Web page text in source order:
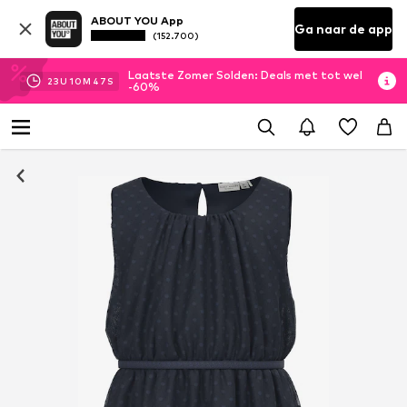
ABOUT YOU App
(152.700) Ga naar de app
23U 10M 47 S
Laatste Zomer Solden: Deals met tot wel
-60%